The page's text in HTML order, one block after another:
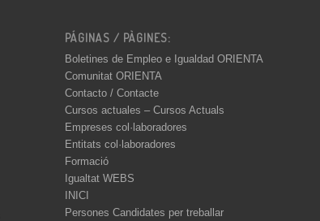
PÁGINAS / PÀGINES:
Boletines de Empleo e Igualdad ORIENTA
Comunitat ORIENTA
Contacto / Contacte
Cursos actuales – Cursos Actuals
Empreses col·laboradores
Entitats col·laboradores
Formació
Igualtat WEBS
INICI
Persones Candidates per treballar